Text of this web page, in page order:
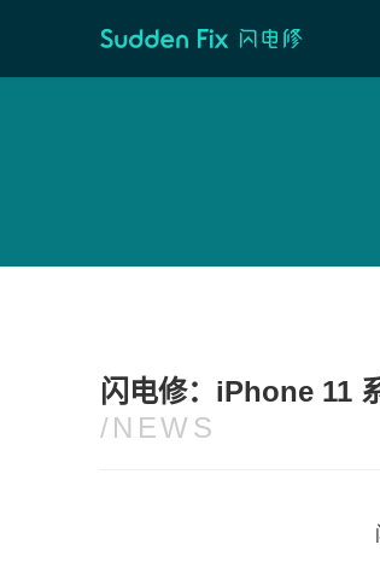
首页/维修资讯
闪电修：iPhone 11
/NEWS